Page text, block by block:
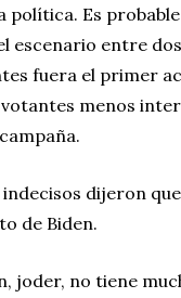
política. Es
escenario entre
fuera el primer
menos
dijeron
de Biden.
joder, no tiene